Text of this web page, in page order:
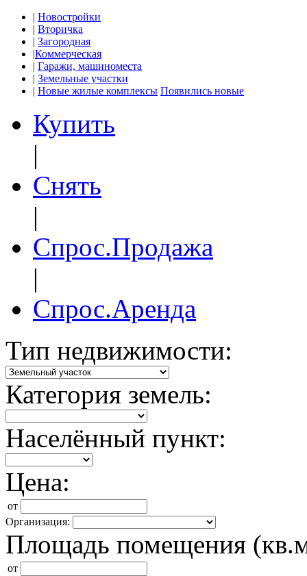
| Новостройки
| Вторичка
| Загородная
|Коммерческая
| Гаражи, машиноместа
| Земельные участки
| Новые жилые комплексы Появились новые
Купить
|
Снять
|
Спрос.Продажа
|
Спрос.Аренда
Тип недвижимости:
Категория земель:
Населённый пункт:
Цена:
от
Организация:
Площадь помещения
от